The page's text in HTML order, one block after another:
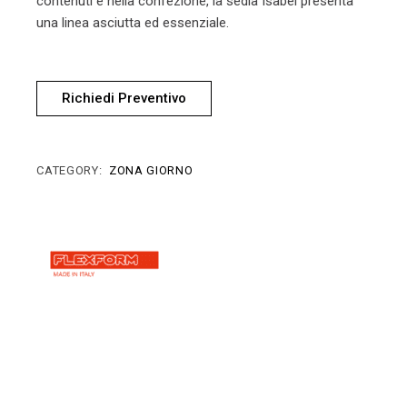
una linea asciutta ed essenziale.
Richiedi Preventivo
CATEGORY: ZONA GIORNO